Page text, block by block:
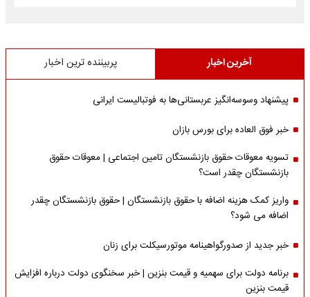
آخرین اخبار پربیننده ترین اخبار
پیشنهاد وسوسه‌انگیز عربستانی‌ها به فوتبالیست ایرانی
خبر فوق العاده برای بورس بازان
تسویه معوقات حقوق بازنشستگان تامین اجتماعی | معوقات حقوق
بازنشستگان چقدر است؟
واریز کمک هزینه اضافه با حقوق بازنشستگان | حقوق بازنشستگان چقدر
اضافه می شود؟
خبر جدید از صدورگواهینامه موتورسیکلت برای زنان
برنامه دولت برای سهمیه و قیمت بنزین | خبر سخنگوی دولت درباره افزایش
قیمت بنزین